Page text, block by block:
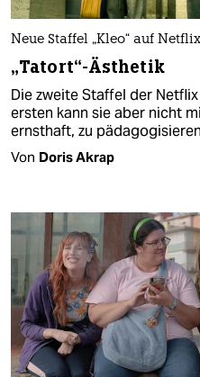
Neue Staffel „Kleo“ auf Netflix
„Tatort“-Ästhetik
Die zweite Staffel der
ersten kann sie aber nicht
ernsthaft, zu
Von Doris Akrap